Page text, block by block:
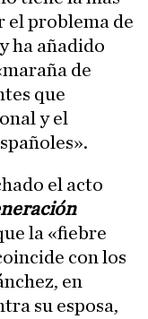
el problema de
ha añadido
de
que
y el
el acto
la «fiebre
con los
en
su esposa,